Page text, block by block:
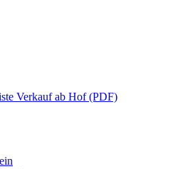
Verkauf ab Hof (PDF)